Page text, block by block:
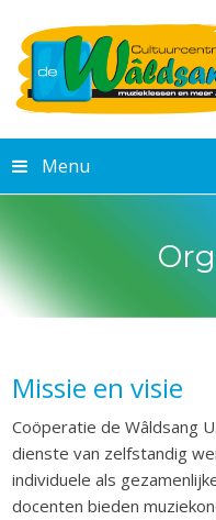
Menu
Missie en visie
Coöperatie de Wâldsang
dienste van zelfstandig
individuele als
docenten bieden